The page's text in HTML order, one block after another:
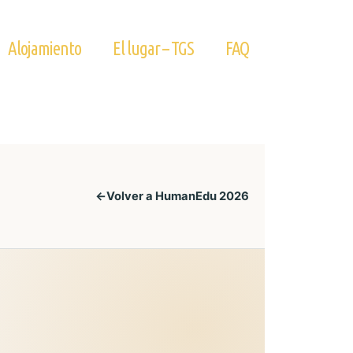
Alojamiento El lugar – TGS FAQ
Volver a HumanEdu 2026